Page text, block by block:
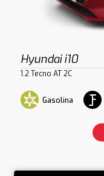
Hyundai i10
1.2 Tecno AT 2C
Gasolina